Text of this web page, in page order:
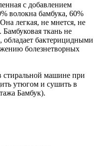
с добавлением
волокна бамбука, 60%
легкая, не мнется, не
Бамбуковая ткань не
обладает бактерицидными
болезнетворных
стиральной машине при
утюгом и сушить в
Бамбук).